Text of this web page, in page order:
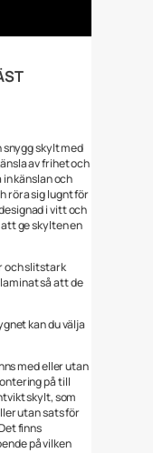
snygg skylt med
av frihet och
känslan och
röra sig lugnt för
i vitt och
ge skylten en
och slitstark
så att de
kan du välja
med eller utan
på till
skylt, som
utan sats för
finns
på vilken